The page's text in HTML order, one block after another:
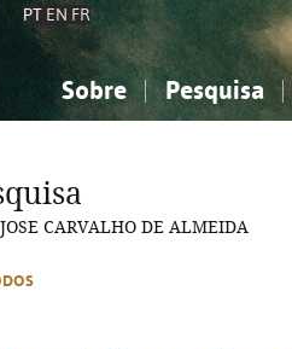
PT EN FR
Sobre Pesquisa
Ciências sociais...
Ciências sociais...
CARVALHO DE ALMEIDA